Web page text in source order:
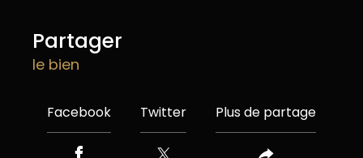
partager
le bien
Facebook Twitter Plus de partage